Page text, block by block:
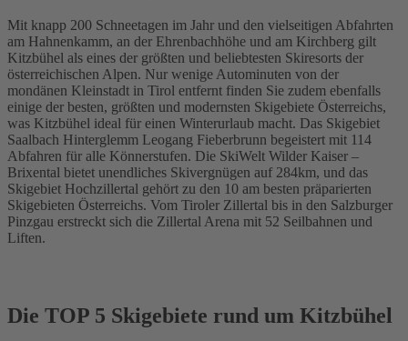
Mit knapp 200 Schneetagen im Jahr und den vielseitigen Abfahrten
am Hahnenkamm, an der Ehrenbachhöhe und am Kirchberg gilt
Kitzbühel als eines der größten und beliebtesten Skiresorts der
österreichischen Alpen. Nur wenige Autominuten von der
mondänen Kleinstadt in Tirol entfernt finden Sie zudem ebenfalls
einige der besten, größten und modernsten Skigebiete Österreichs,
was Kitzbühel ideal für einen Winterurlaub macht. Das Skigebiet
Saalbach Hinterglemm Leogang Fieberbrunn begeistert mit 114
Abfahren für alle Könnerstufen. Die SkiWelt Wilder Kaiser –
Brixental bietet unendliches Skivergnügen auf 284km, und das
Skigebiet Hochzillertal gehört zu den 10 am besten präparierten
Skigebieten Österreichs. Vom Tiroler Zillertal bis in den Salzburger
Pinzgau erstreckt sich die Zillertal Arena mit 52 Seilbahnen und
Liften.
Die TOP 5 Skigebiete rund um Kitzbühel